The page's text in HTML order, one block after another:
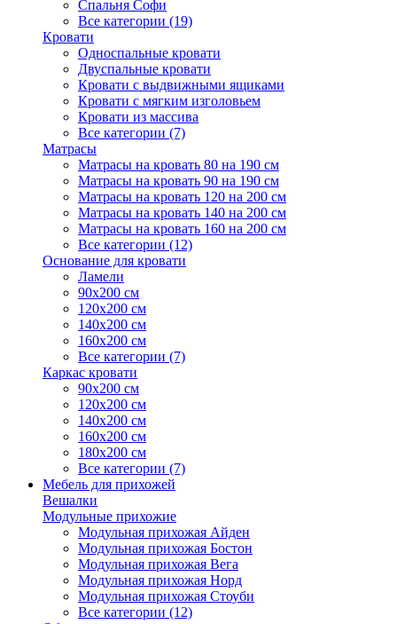
Спальня Софи
Все категории (19)
Кровати
Односпальные кровати
Двуспальные кровати
Кровати с выдвижными ящиками
Кровати с мягким изголовьем
Кровати из массива
Все категории (7)
Матрасы
Матрасы на кровать 80 на 190 см
Матрасы на кровать 90 на 190 см
Матрасы на кровать 120 на 200 см
Матрасы на кровать 140 на 200 см
Матрасы на кровать 160 на 200 см
Все категории (12)
Основание для кровати
Ламели
90х200 см
120х200 см
140х200 см
160х200 см
Все категории (7)
Каркас кровати
90х200 см
120х200 см
140х200 см
160х200 см
180х200 см
Все категории (7)
Мебель для прихожей
Вешалки
Модульные прихожие
Модульная прихожая Айден
Модульная прихожая Бостон
Модульная прихожая Вега
Модульная прихожая Норд
Модульная прихожая Стоуби
Все категории (12)